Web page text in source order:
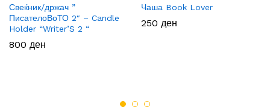
Свеќник/држач ”
ПисателоВоТО 2″ – Candle
Holder “Writer’S 2 “
800 ден
Чаша Book Lover
250 ден